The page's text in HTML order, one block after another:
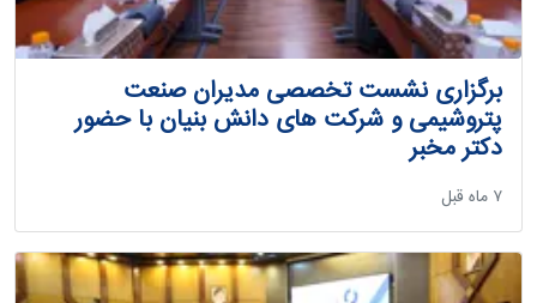
برگزاری نشست تخصصی مدیران صنعت
پتروشیمی و شرکت های دانش بنیان با حضور
دکتر مخبر
‫۷ ماه قبل